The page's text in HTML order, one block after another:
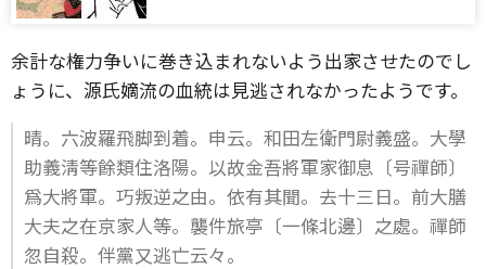
余計な権力争いに巻き込まれないよう出家させたのでし
ょうに、源氏嫡流の血統は見逃されなかったようです。
晴。六波羅飛脚到着。申云。和田左衛門尉義盛。大學
助義淸等餘類住洛陽。以故金吾將軍家御息〔号禪師〕
爲大將軍。巧叛逆之由。依有其聞。去十三日。前大膳
大夫之在京家人等。襲件旅亭〔一條北邊〕之處。禪師
忽自殺。伴黨又逃亡云々。